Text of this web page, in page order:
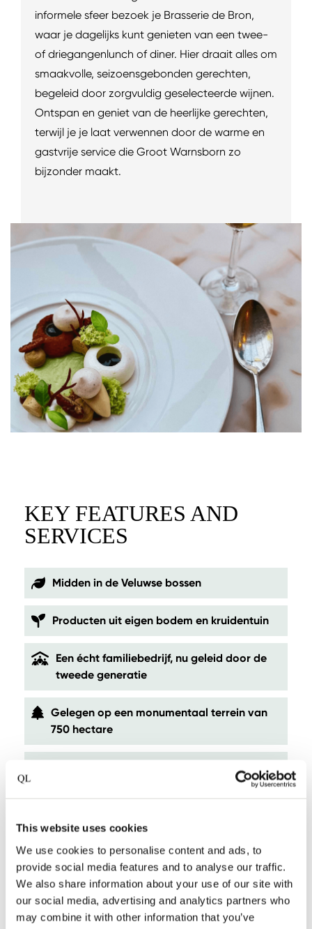
This website uses cookies
We use cookies to personalise content and ads, to
provide social media features and to analyse our traffic.
We also share information about your use of our site with
our social media, advertising and analytics partners who
may combine it with other information that you’ve
informele sfeer bezoek je Brasserie de Bron,
waar je dagelijks kunt genieten van een twee-
of driegangenlunch of diner. Hier draait alles om
smaakvolle, seizoensgebonden gerechten,
begeleid door zorgvuldig geselecteerde wijnen.
Ontspan en geniet van de heerlijke gerechten,
terwijl je je laat verwennen door de warme en
gastvrije service die Groot Warnsborn zo
bijzonder maakt.
KEY FEATURES AND
SERVICES
Midden in de Veluwse bossen
Producten uit eigen bodem en kruidentuin
Een écht familiebedrijf, nu geleid door de
tweede generatie
Gelegen op een monumentaal terrein van
750 hectare
Edese Golf Club Papendal op 8 km afstand
Beschikt over een eigen wijngaard